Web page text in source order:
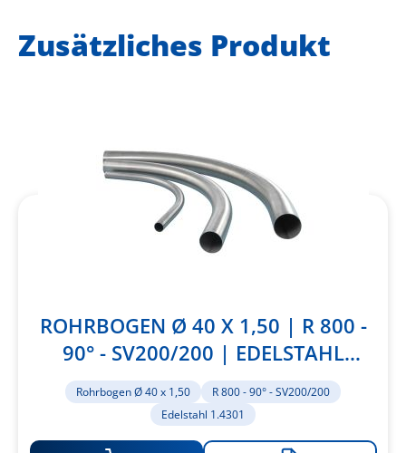
Zusätzliches Produkt
ROHRBOGEN Ø 40 X 1,50 | R 800 -
90° - SV200/200 | EDELSTAHL
1.4301
Rohrbogen Ø 40 x 1,50
R 800 - 90° - SV200/200
Edelstahl 1.4301